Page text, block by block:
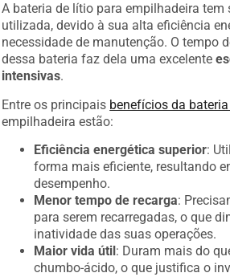
A bateria de lítio para empilhadeira tem
utilizada, devido à sua alta eficiência
necessidade de manutenção. O tempo
dessa bateria faz dela uma excelente
intensivas.
Entre os principais benefícios da
empilhadeira estão:
Eficiência energética superior:
forma mais eficiente, resultando
desempenho.
Menor tempo de recarga:
para serem recarregadas, o que
inatividade das suas operações.
Maior vida útil : Duram mais do
chumbo-ácido, o que justifica o